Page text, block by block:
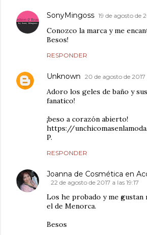
SonyMingoss 19 de agosto de
Conozco la marca y me
Besos!
RESPONDER
Unknown 20 de agosto de 2017
Adoro los geles de baño y
fanatico!
¡beso a corazón abierto!
https://
P.
RESPONDER
Joanna de Cosmética en
22 de agosto de 2017 a las 19:17
Los he probado y me gustan
el de Menorca.
Besos